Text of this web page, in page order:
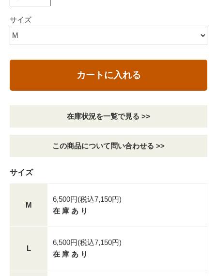
サイズ
カートに入れる
在庫状況を一覧で見る >>
この商品について問い合わせる >>
サイズ
M
6,500円(税込7,150円)
在 庫 あ り
L
6,500円(税込7,150円)
在 庫 あ り